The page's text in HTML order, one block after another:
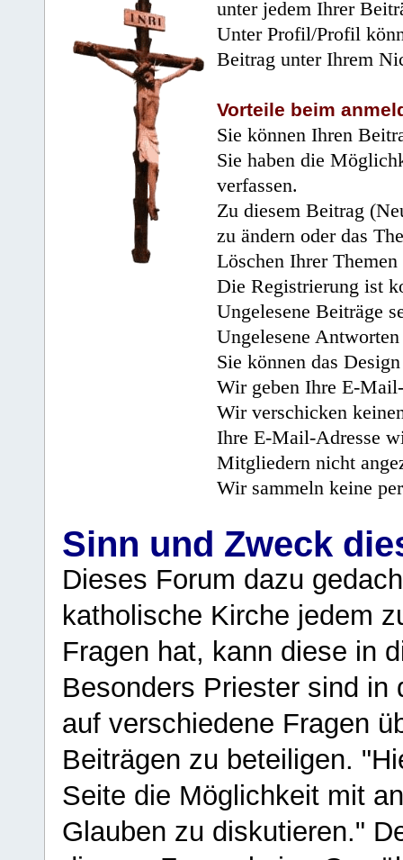
unter jedem Ihrer
Unter Profil/Profil
Beitrag unter Ihrem
Vorteile beim
Sie können Ihren
Sie haben die
verfassen.
Zu diesem Beitrag
zu ändern oder das
Löschen Ihrer
Die Registrierung ist
Ungelesene Beiträge
Ungelesene
Sie können das
Wir geben Ihre E-
Wir verschicken
Ihre E-Mail-Adresse
Mitgliedern nicht
Wir sammeln keine
Sinn und Zweck
Dieses Forum dazu
katholische Kirche jedem
Fragen hat, kann diese in
Besonders Priester sind in
auf verschiedene Fragen
Beiträgen zu beteiligen.
Seite die Möglichkeit mit
Glauben zu diskutieren."